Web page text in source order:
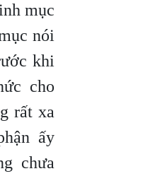
mục
nói
khi
cho
rất xa
ấy
chưa